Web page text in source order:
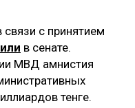
с принятием
в сенате.
МВД амнистия
тенге.